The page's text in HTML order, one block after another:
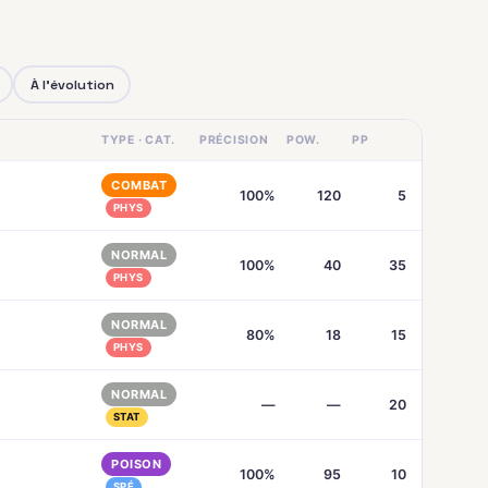
À l'évolution
TYPE · CAT. PRÉCISION POW. PP
COMBAT
PHYS
100% 120 5
NORMAL
PHYS
100% 40 35
NORMAL
PHYS
80% 18 15
NORMAL
STAT
— — 20
POISON
100% 95 10